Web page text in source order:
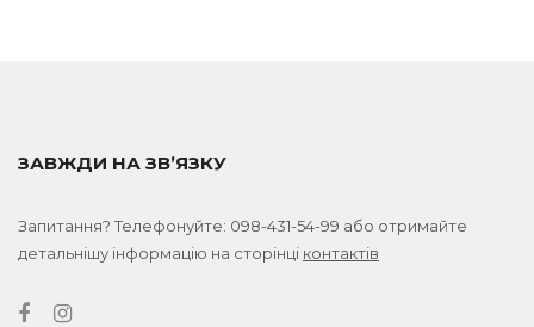
ЗАВЖДИ НА ЗВ’ЯЗКУ
Запитання? Телефонуйте: 098-431-54-99 або отримайте
детальнішу інформацію на сторінці контактів